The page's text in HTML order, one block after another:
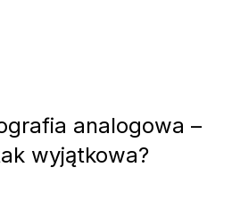
analogowa –
wyjątkowa?